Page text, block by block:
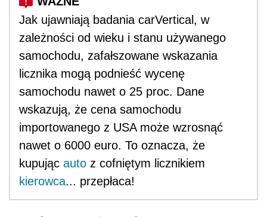
Jak ujawniają badania carVertical, w
zależności od wieku i stanu używanego
samochodu, zafałszowane wskazania
licznika mogą podnieść wycenę
samochodu nawet o 25 proc. Dane
wskazują, że cena samochodu
importowanego z USA może wzrosnąć
nawet o 6000 euro. To oznacza, że
kupując auto z cofniętym licznikiem
kierowca... przepłaca!